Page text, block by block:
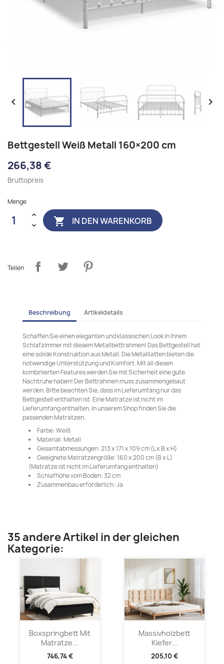
 
Bettgestell Weiß Metall 160×200 cm
266,38 €
Bruttopreis
Menge
 IN DEN WARENKORB
Teilen
Beschreibung Artikeldetails
Schaffen Sie einen eleganten und klassischen Look in Ihrem
Schlafzimmer mit diesem Metallbettrahmen! Das Bettgestell hat
eine solide Konstruktion aus Metall. Die Metalllatten bieten die
notwendige Unterstützung und Komfort. Mit all diesen
kombinierten Features werden Sie mit Sicherheit eine gute
Nachtruhe haben! Der Bettrahmen muss zusammengebaut
werden. Bitte beachten Sie, dass im Lieferumfang nur das
Bettgestell enthalten ist. Eine Matratze ist nicht im
Lieferumfang enthalten. In unserem Shop finden Sie die
passenden Matratzen.
Farbe: Weiß
Material: Metall
Gesamtabmessungen: 213 x 171 x 109 cm (L x B x H)
Geeignete Matratzengröße: 160 x 200 cm (B x L)
(Matratze ist nicht im Lieferumfang enthalten)
Schlafhöhe vom Boden: 32 cm
Zusammenbau erforderlich: Ja
35 andere Artikel in der gleichen
Kategorie:
Boxspringbett Mit
Matratze...
746,74 €
Massivholzbett
Kiefer...
205,10 €